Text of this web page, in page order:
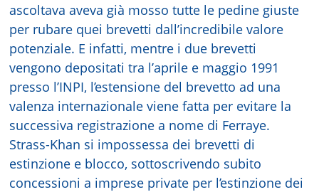
ascoltava aveva già mosso tutte le pedine giuste
per rubare quei brevetti dall’incredibile valore
potenziale. E infatti, mentre i due brevetti
vengono depositati tra l’aprile e maggio 1991
presso l’INPI, l’estensione del brevetto ad una
valenza internazionale viene fatta per evitare la
successiva registrazione a nome di Ferraye.
Strass-Khan si impossessa dei brevetti di
estinzione e blocco, sottoscrivendo subito
concessioni a imprese private per l’estinzione dei